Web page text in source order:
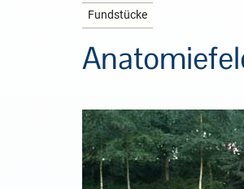
Fundstücke